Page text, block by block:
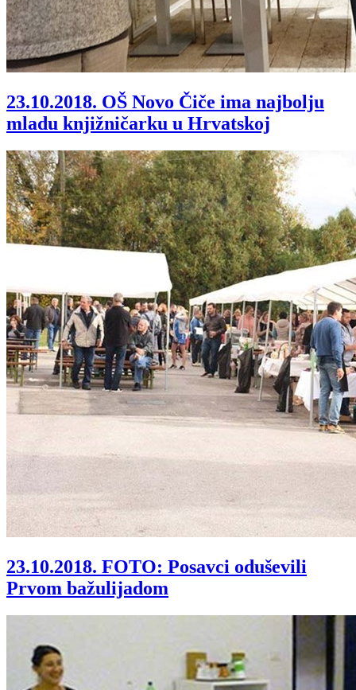
23.10.2018. OŠ Novo Čiče ima najbolju
mladu knjižničarku u Hrvatskoj
23.10.2018. FOTO: Posavci oduševili
Prvom bažulijadom